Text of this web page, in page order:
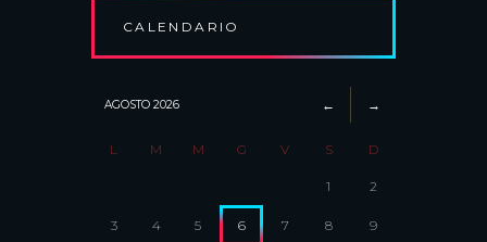
CALENDARIO
AGOSTO 2026
L M M G V S D
1 2
3 4 5 6 7 8 9